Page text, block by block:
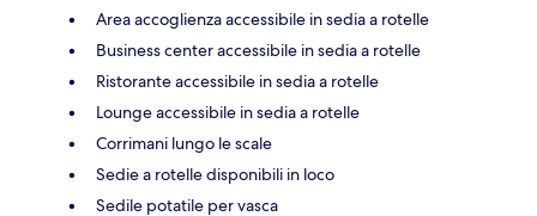
Area accoglienza accessibile in sedia a rotelle
Business center accessibile in sedia a rotelle
Ristorante accessibile in sedia a rotelle
Lounge accessibile in sedia a rotelle
Corrimani lungo le scale
Sedie a rotelle disponibili in loco
Sedile potatile per vasca